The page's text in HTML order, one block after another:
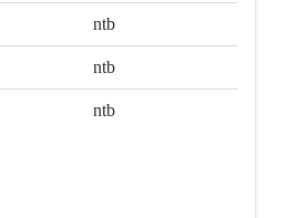
ntb
ntb
ntb